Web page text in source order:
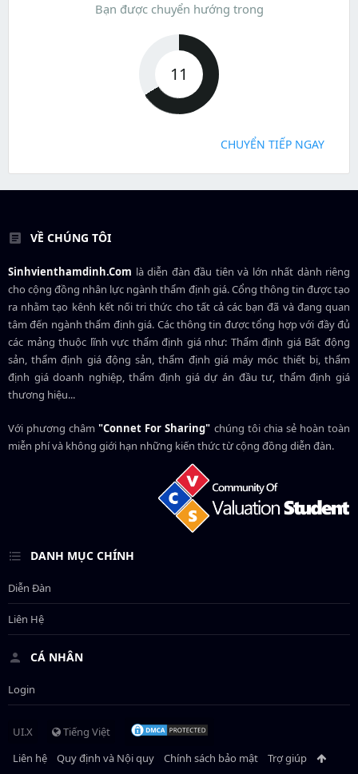
Bạn được chuyển hướng trong
11
CHUYỂN TIẾP NGAY
VỀ CHÚNG TÔI
Sinhvienthamdinh.Com là diễn đàn đầu tiên và lớn nhất dành riêng
cho cộng đồng nhân lực ngànhthẩm định giá. Cổng thông tin được tạo
ra nhằm tạo kênh kết nối tri thức cho tất cả các bạn đã và đang quan
tâm đến ngành thẩm định giá. Các thông tin được tổng hợp với đầy đủ
các mảng thuộc lĩnh vực thẩm định giá như: Thẩm định giá Bất động
sản, thẩm định giá động sản, thẩm định giá máy móc thiết bị, thẩm
định giá doanh nghiệp, thẩm định giá dự án đầu tư, thẩm định giá
thương hiệu...
Với phương châm"Connet For Sharing" chúng tôi chia sẻ hoàn toàn
miễn phí và không giới hạn những kiến thức từ cộng đồng diễn đàn.
DANH MỤC CHÍNH
Diễn Đàn
Liên Hệ
CÁ NHÂN
Login
UI.X
Tiếng Việt
Liên hệ
Quy định và Nội quy Chính sách bảo mật Trợ giúp